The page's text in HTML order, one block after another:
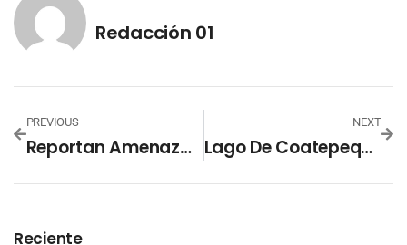
Redacción 01
PREVIOUS
Reportan Amenaza De Bomba En Sede Central Del Banco De La Nación Argentina
NEXT
Lago De Coatepeque Vuelve A Teñirse De Turquesa
Reciente